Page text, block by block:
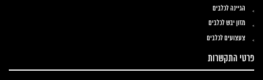
הגיינה לכלבים
מזון יבש לכלבים
צעצועים לכלבים
פרטי התקשרות